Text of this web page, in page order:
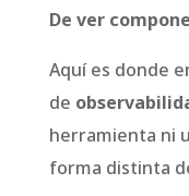
De ver
Aquí es donde
de
herramienta ni
forma distinta